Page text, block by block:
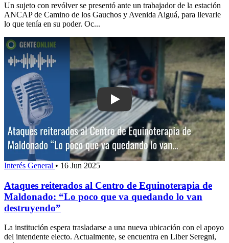
Un sujeto con revólver se presentó ante un trabajador de la estación
ANCAP de Camino de los Gauchos y Avenida Aiguá, para llevarle
lo que tenía en su poder. Oc...
Play: Ataques reiterados al Centro de
Interés General • 16 Jun 2025
Ataques reiterados al Centro de Equinoterapia de
Maldonado: “Lo poco que va quedando lo van
destruyendo”
La institución espera trasladarse a una nueva ubicación con el apoyo
del intendente electo. Actualmente, se encuentra en Liber Seregni,